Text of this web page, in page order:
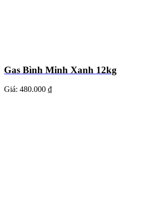
Gas Bình Minh Xanh 12kg
Giá: 480.000 ₫